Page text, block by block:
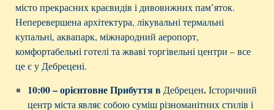
місто прекрасних краєвидів і дивовижних пам’яток.
Неперевершена архітектура, лікувальні термальні
купальні, аквапарк, міжнародний аеропорт,
комфортабельні готелі та жваві торгівельні центри – все
це є у Дебрецені.
10:00 – орієнтовне Прибуття вДебрецен.Історичний
центр міста являє собою суміш різноманітних стилів і